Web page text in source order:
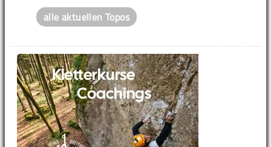
alle aktuellen Topos